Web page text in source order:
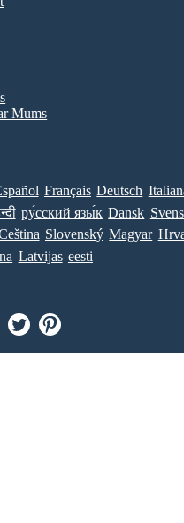
Mums
Français Deutsch
ру́сский язы́к Dansk
Slovenský Magyar
Latvijas eesti